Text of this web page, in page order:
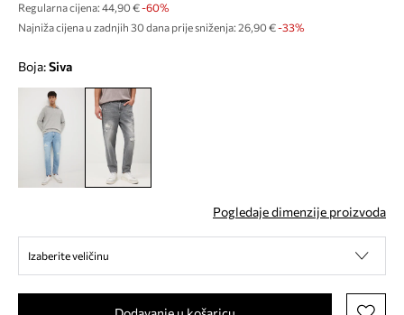
Regularna cijena: 44,90 €-60%
Najniža cijena u zadnjih 30 dana prije sniženja: 26,90 € -33%
Boja: siva
Pogledaje dimenzije proizvoda
Izaberite veličinu